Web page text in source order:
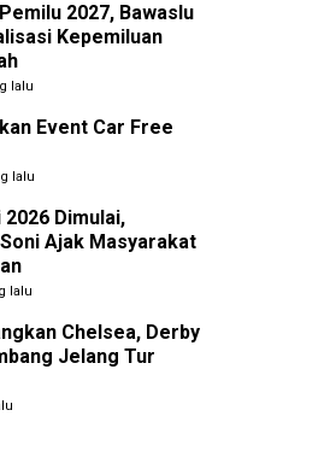
2027, Bawaslu
Kepemiluan
lalu
Event Car Free
lalu
Dimulai,
Ajak Masyarakat
lalu
Chelsea, Derby
Jelang Tur